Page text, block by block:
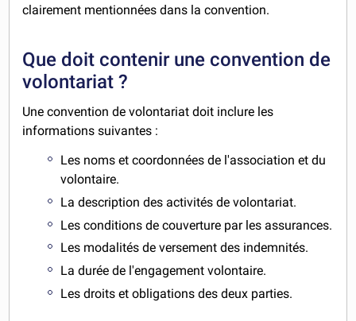
clairement mentionnées dans la convention.
Que doit contenir une convention de
volontariat ?
Une convention de volontariat doit inclure les
informations suivantes :
Les noms et coordonnées de l'association et du
volontaire.
La description des activités de volontariat.
Les conditions de couverture par les assurances.
Les modalités de versement des indemnités.
La durée de l'engagement volontaire.
Les droits et obligations des deux parties.